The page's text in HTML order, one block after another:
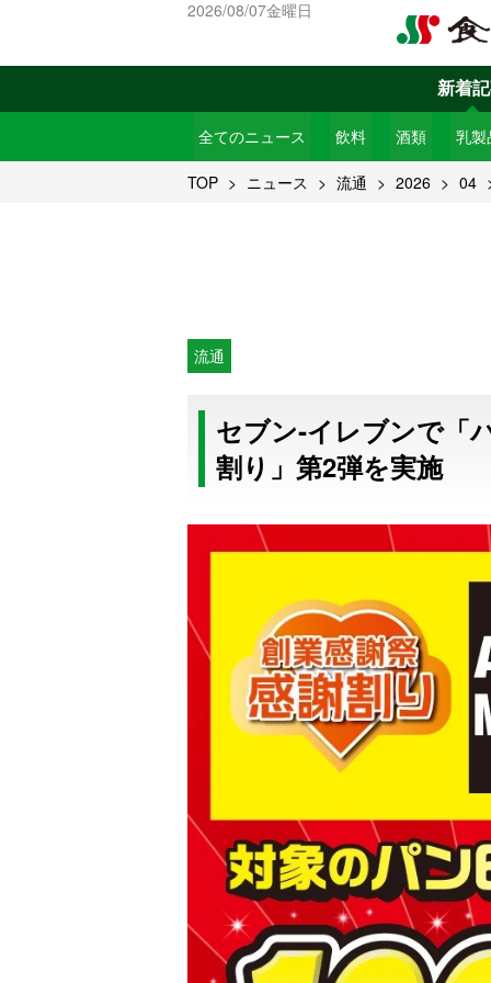
2026/08/07金曜日
新着
全てのニュース 飲料 酒類 乳製
TOP ニュース 流通 2026 04
流通
セブン‐イレブンで「
割り」第2弾を実施